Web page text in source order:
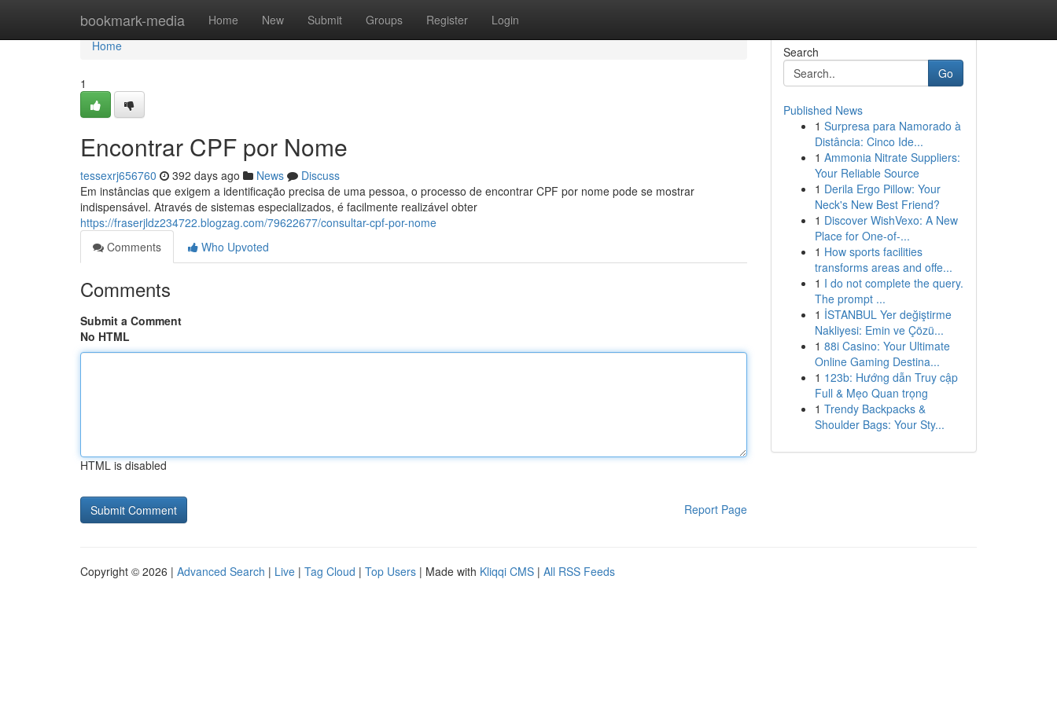
bookmark-media Home New Submit Groups Register Login
Home
Home
1
Encontrar CPF por Nome
tessexrj656760 392 days ago News
Discuss
Em instâncias que exigem a identificação precisa de uma pessoa, o processo de encontrar CPF por nome pode se mostrar
indispensável. Através de sistemas especializados, é facilmente realizável obter
https://fraserjldz234722.blogzag.com/79622677/consultar-cpf-por-nome
Comments
Who Upvoted
Comments
Submit a Comment
No HTML
HTML is disabled
Report Page
Search
Go
Published News
1 Surpresa para Namorado à
Distância: Cinco Ide...
1 Ammonia Nitrate Suppliers:
Your Reliable Source
1 Derila Ergo Pillow: Your
Neck's New Best Friend?
1 Discover WishVexo: A New
Place for One-of-...
1 How sports facilities
transforms areas and offe...
1 I do not complete the query.
The prompt ...
1 İSTANBUL Yer değiştirme
Nakliyesi: Emin ve Çözü...
1 88i Casino: Your Ultimate
Online Gaming Destina...
1 123b: Hướng dẫn Truy cập
Full & Mẹo Quan trọng
1 Trendy Backpacks &
Shoulder Bags: Your Sty...
Copyright © 2026 | Advanced Search | Live | Tag Cloud | Top Users | Made with Kliqqi CMS | All RSS Feeds